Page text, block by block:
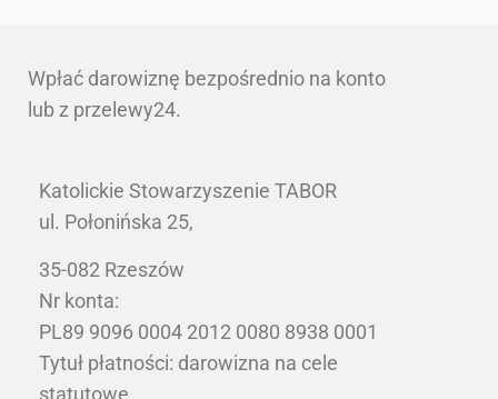
Wpłać darowiznę bezpośrednio na konto
lub z przelewy24.
Katolickie Stowarzyszenie TABOR
ul. Połonińska 25,
35-082 Rzeszów
Nr konta:
PL89 9096 0004 2012 0080 8938 0001
Tytuł płatności: darowizna na cele
statutowe